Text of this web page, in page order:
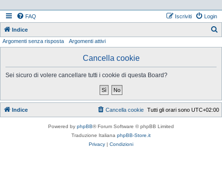
FAQ Login
Iscriviti
Indice
Argomenti senza risposta Argomenti attivi
Cancella cookie
Sei sicuro di volere cancellare tutti i cookie di questa Board?
Indice Tutti gli orari sono UTC+02:00
Cancella cookie
Powered by phpBB® Forum Software © phpBB Limited
Traduzione Italiana phpBB-Store.it
Privacy | Condizioni